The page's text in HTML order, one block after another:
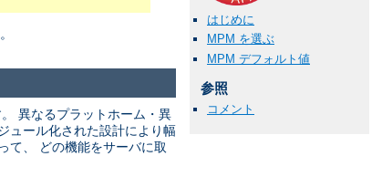
はじめに
MPM を選ぶ
MPM デフォルト値
参照
コメント
異なるプラットホーム・異
ュール化された設計により幅
て、 どの機能をサーバに取